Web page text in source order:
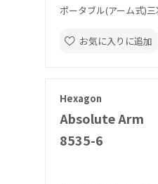
ポータブル(アーム式)
お気に入りに追加
Hexagon
Absolute Arm
8535-6